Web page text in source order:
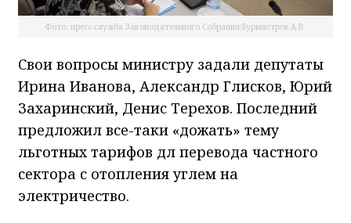
Фото: пресс-служба Законодательного Собрания/Бурмистров А.В.
Свои вопросы министру задали депутаты
Ирина Иванова, Александр Глисков, Юрий
Захаринский, Денис Терехов. Последний
предложил все-таки «дожать» тему
льготных тарифов дл перевода частного
сектора с отопления углем на
электричество.